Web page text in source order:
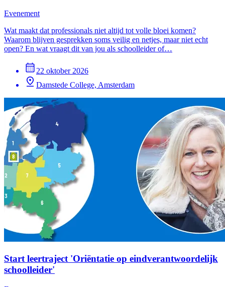
Evenement
Wat maakt dat professionals niet altijd tot volle bloei komen?
Waarom blijven gesprekken soms veilig en netjes, maar niet echt
open? En wat vraagt dit van jou als schoolleider of…
22 oktober 2026
Damstede College, Amsterdam
Start leertraject 'Oriëntatie op eindverantwoordelijk
schoolleider'